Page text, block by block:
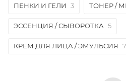
ПЕНКИ И ГЕЛИ 3 ТОНЕР /
ЭССЕНЦИЯ / СЫВОРОТКА 5
КРЕМ ДЛЯ ЛИЦА / ЭМУЛЬСИЯ 7